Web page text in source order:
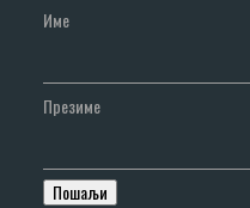
Име
Презиме